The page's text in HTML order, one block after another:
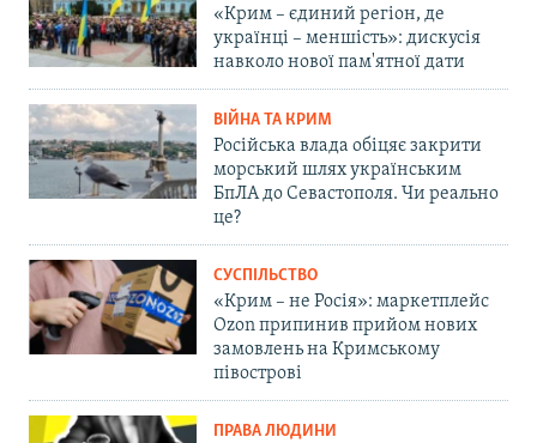
«Крим – єдиний регіон, де
українці – меншість»: дискусія
навколо нової пам'ятної дати
ВІЙНА ТА КРИМ
Російська влада обіцяє закрити
морський шлях українським
БпЛА до Севастополя. Чи реально
це?
СУСПІЛЬСТВО
«Крим – не Росія»: маркетплейс
Ozon припинив прийом нових
замовлень на Кримському
півострові
ПРАВА ЛЮДИНИ